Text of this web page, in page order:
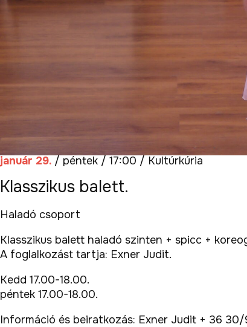
január 29. / péntek / 17:00 / Kultúrkúria
Klasszikus balett.
Haladó csoport
Klasszikus balett haladó szinten + spicc +
A foglalkozást tartja: Exner Judit.
Kedd 17.00-18.00.
péntek 17.00-18.00.
Információ és beiratkozás: Exner Judit + 36